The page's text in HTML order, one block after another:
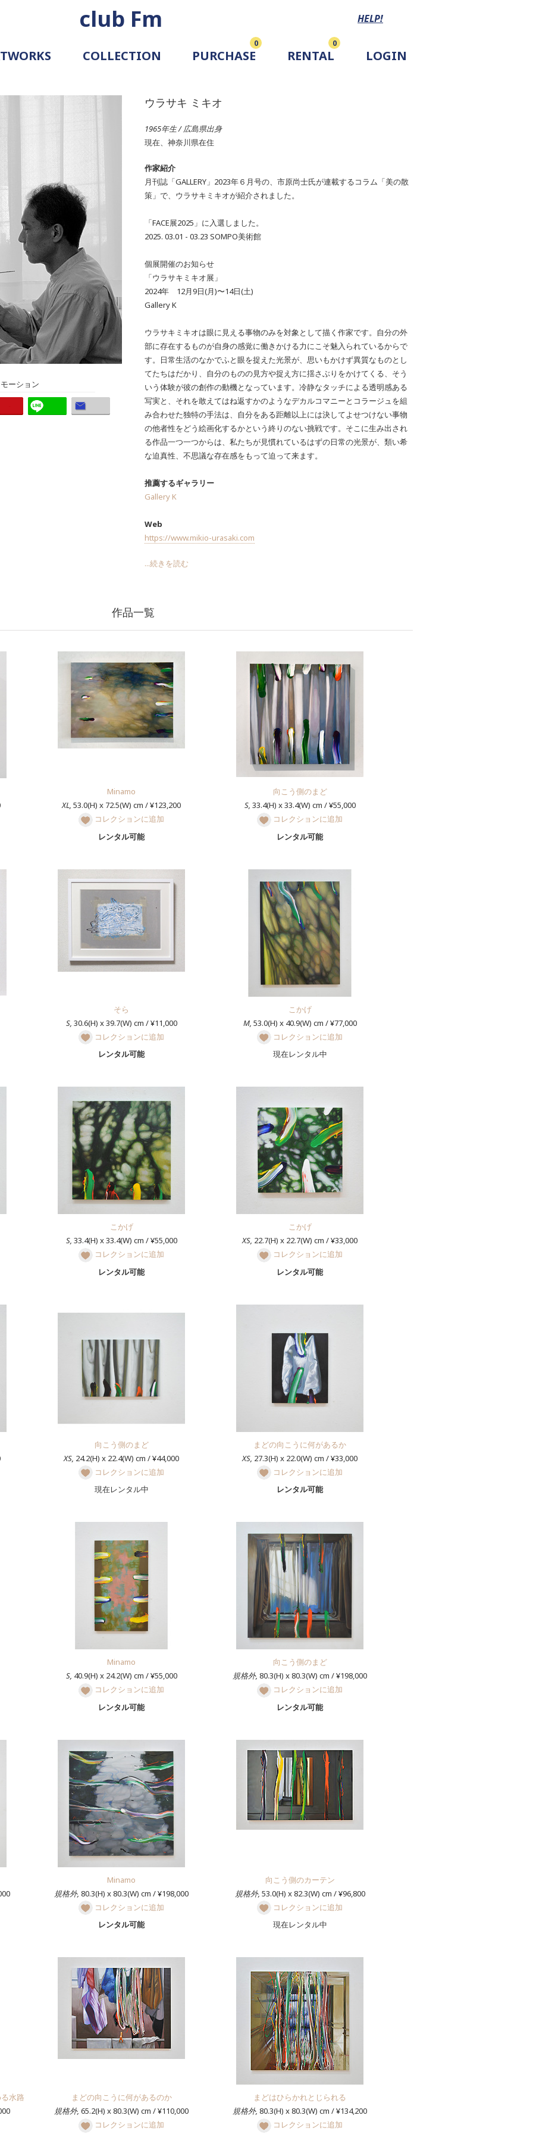
club Fm HELP!
COLLECTION
PURCHASE
0
RENTAL
0
LOGIN
ーション
ウラサキ ミキオ
1965年生 / 広島県出身
現在、神奈川県在住
作家紹介
月刊誌「GALLERY」2023年６月号の、市原尚士氏が連載するコラム「美の散
策」で、ウラサキミキオが紹介されました。
「FACE展2025」に入選しました。
2025. 03.01 - 03.23 SOMPO美術館
個展開催のお知らせ
「ウラサキミキオ展」
2024年 12月9日(月)〜14日(土)
Gallery K
ウラサキミキオは眼に見える事物のみを対象として描く作家です。自分の外
部に存在するものが自身の感覚に働きかける力にこそ魅入られているからで
す。日常生活のなかでふと眼を捉えた光景が、思いもかけず異質なものとし
てたちはだかり、自分のものの見方や捉え方に揺さぶりをかけてくる、そう
いう体験が彼の創作の動機となっています。冷静なタッチによる透明感ある
写実と、それを敢えてはね返すかのようなデカルコマニーとコラージュを組
み合わせた独特の手法は、自分をある距離以上には決してよせつけない事物
の他者性をどう絵画化するかという終りのない挑戦です。そこに生み出され
る作品一つ一つからは、私たちが見慣れているはずの日常の光景が、類い希
な迫真性、不思議な存在感をもって迫って来ます。
推薦するギャラリー
Gallery K
Web
https://www.mikio-urasaki.com
...続きを読む
作品一覧
Minamo
XL, 53.0(H) x 72.5(W) cm / ¥123,200
コレクションに追加
レンタル可能
向こう側のまど
S, 33.4(H) x 33.4(W) cm / ¥55,000
コレクションに追加
レンタル可能
そら
S, 30.6(H) x 39.7(W) cm / ¥11,000
コレクションに追加
レンタル可能
こかげ
M, 53.0(H) x 40.9(W) cm / ¥77,000
コレクションに追加
現在レンタル中
こかげ
S, 33.4(H) x 33.4(W) cm / ¥55,000
コレクションに追加
レンタル可能
こかげ
XS, 22.7(H) x 22.7(W) cm / ¥33,000
コレクションに追加
レンタル可能
向こう側のまど
XS, 24.2(H) x 22.4(W) cm / ¥44,000
コレクションに追加
現在レンタル中
まどの向こうに何があるか
XS, 27.3(H) x 22.0(W) cm / ¥33,000
コレクションに追加
レンタル可能
Minamo
S, 40.9(H) x 24.2(W) cm / ¥55,000
コレクションに追加
レンタル可能
向こう側のまど
規格外, 80.3(H) x 80.3(W) cm / ¥198,000
コレクションに追加
レンタル可能
Minamo
規格外, 80.3(H) x 80.3(W) cm / ¥198,000
コレクションに追加
レンタル可能
向こう側のカーテン
規格外, 53.0(H) x 82.3(W) cm / ¥96,800
コレクションに追加
現在レンタル中
水路
まどの向こうに何があるのか
規格外, 65.2(H) x 80.3(W) cm / ¥110,000
コレクションに追加
まどはひらかれとじられる
規格外, 80.3(H) x 80.3(W) cm / ¥134,200
コレクションに追加